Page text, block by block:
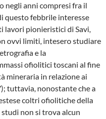
negli anni compresi fra il
questo febbrile interesse
lavori pio­nieristici di Savi,
ovvi limiti, intesero studiare
e la
ofiolitici to­scani al fine
mineraria in relazione ai
tuttavia, nonostante che a
coltri ofiolitiche della
non si trova alcun